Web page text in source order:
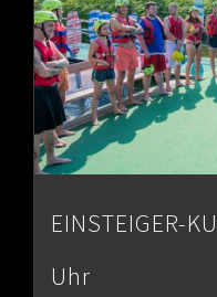
EINSTEIGER-
Uhr